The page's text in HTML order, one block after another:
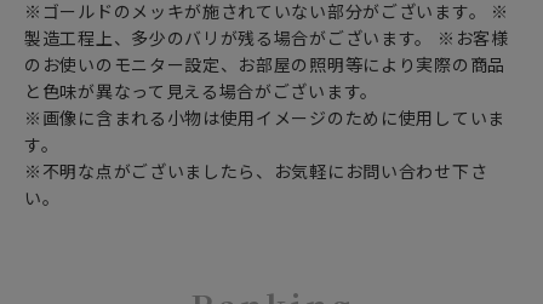
※ゴールドのメッキが施されていない部分がございます。 ※
製造工程上、多少のバリが残る場合がございます。 ※お客様
のお使いのモニター設定、お部屋の照明等により実際の商品
と色味が異なって見える場合がございます。
※画像に含まれる小物は使用イメージのために使用していま
す。
※不明な点がございましたら、お気軽にお問い合わせ下さ
い。